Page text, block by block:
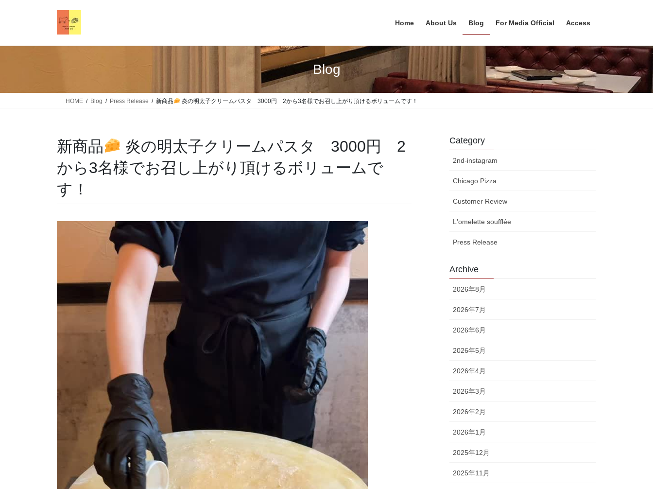
Home About Us Blog For Media Official Access
Blog
HOME Blog Press Release 新商品 炎の明太子クリームパスタ 3000円 2から3名様でお召し上がり頂けるボリュームです！
新商品
炎の明太子クリームパスタ 3000円 2
から3名様でお召し上がり頂けるボリュームで
す！
Category
2nd-instagram
Chicago Pizza
Customer Review
L'omelette soufflée
Press Release
Archive
2026年8月
2026年7月
2026年6月
2026年5月
2026年4月
2026年3月
2026年2月
2026年1月
2025年12月
2025年11月